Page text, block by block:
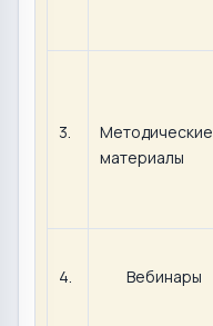
3.
Методические
материалы
4. Вебинары